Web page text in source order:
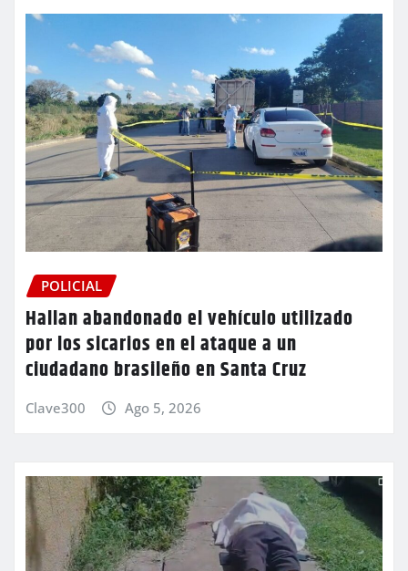
POLICIAL
Hallan abandonado el vehículo utilizado
por los sicarios en el ataque a un
ciudadano brasileño en Santa Cruz
Clave300 Ago 5, 2026